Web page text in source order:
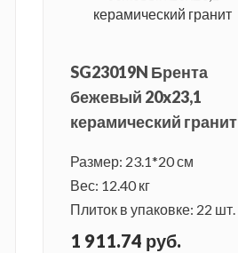
SG23019N Брента
бежевый 20x23,1
керамический гранит
Размер: 23.1*20 см
Вес: 12.40 кг
Плиток в упаковке: 22 шт.
1 911.74 руб.